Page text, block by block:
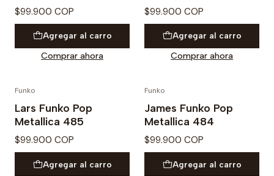
$99.900 COP
Agregar al carro
Comprar ahora
$99.900 COP
Agregar al carro
Comprar ahora
Funko
Lars Funko Pop
Metallica 485
$99.900 COP
Agregar al carro
Funko
James Funko Pop
Metallica 484
$99.900 COP
Agregar al carro